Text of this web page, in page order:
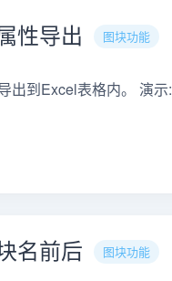
性导出 图块功能
出到Excel表格内。 演示:
名前后 图块功能